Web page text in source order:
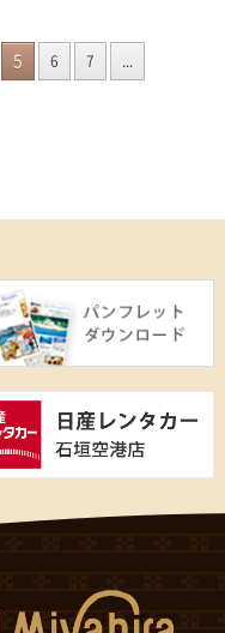
5 6 7
...